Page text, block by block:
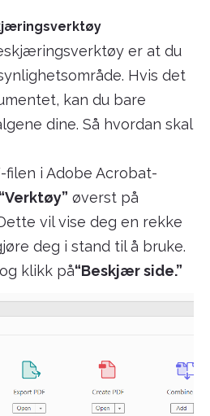
er at du
Hvis det
kan du bare
dine. Så hvordan skal
filen i Adobe Acrobat-
“Verktøy” øverst på
vil vise deg en rekke
deg i stand til å bruke.
og klikk på“Beskjær side.”